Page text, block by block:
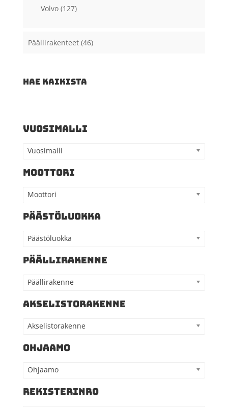
Volvo (127)
Päällirakenteet (46)
HAE KAIKISTA
VUOSIMALLI
Vuosimalli
MOOTTORI
Moottori
PÄÄSTÖLUOKKA
Päästöluokka
PÄÄLLIRAKENNE
Päällirakenne
AKSELISTORAKENNE
Akselistorakenne
OHJAAMO
Ohjaamo
REKISTERINRO